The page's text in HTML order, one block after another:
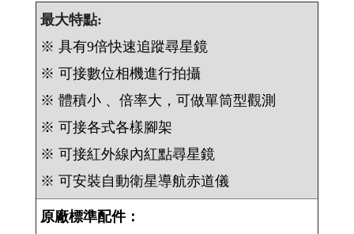
最大特點:
※ 具有9倍快速追蹤尋星鏡
※ 可接數位相機進行拍攝
※ 體積小 、倍率大，可做單筒型觀測
※ 可接各式各樣腳架
※ 可接紅外線內紅點尋星鏡
※ 可安裝自動衛星導航赤道儀
原廠標準配件：